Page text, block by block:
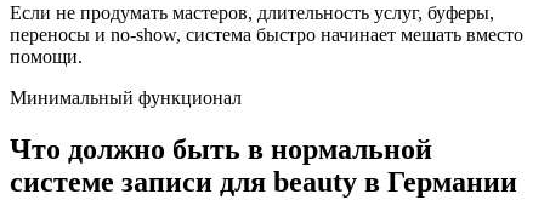
Если не продумать мастеров, длительность услуг, буферы,
переносы и no-show, система быстро начинает мешать вместо
помощи.
Минимальный функционал
Что должно быть в нормальной
системе записи для beauty в Германии